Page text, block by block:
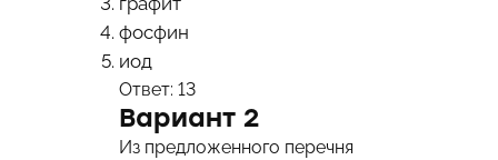
фосфин
иод
Ответ: 13
Вариант 2
Из предложенного перечня